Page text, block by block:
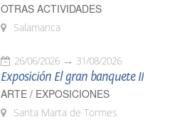
OTRAS ACTIVIDADES
Salamanca
26/06/2026 31/08/2026
Exposición El gran banquete II
ARTE / EXPOSICIONES
Santa Marta de Tormes